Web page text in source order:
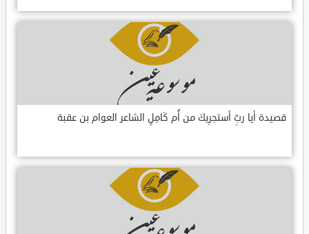
قصيدة أيا ربِّ أستجرِيكَ من أُم كَامِلٍ الشاعر العوام بن عقبة